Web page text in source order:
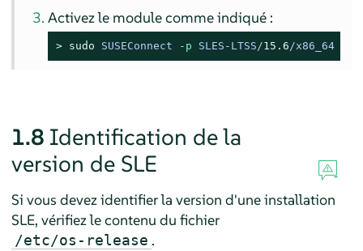
Activez le module comme indiqué :
> sudo SUSEConnect - p SLES-LTSS/15.6/x86_64 -
1.8 Identification de la
version de SLE
Si vous devez identifier la version d'une installation
SLE, vérifiez le contenu du fichier
/etc/os-release .